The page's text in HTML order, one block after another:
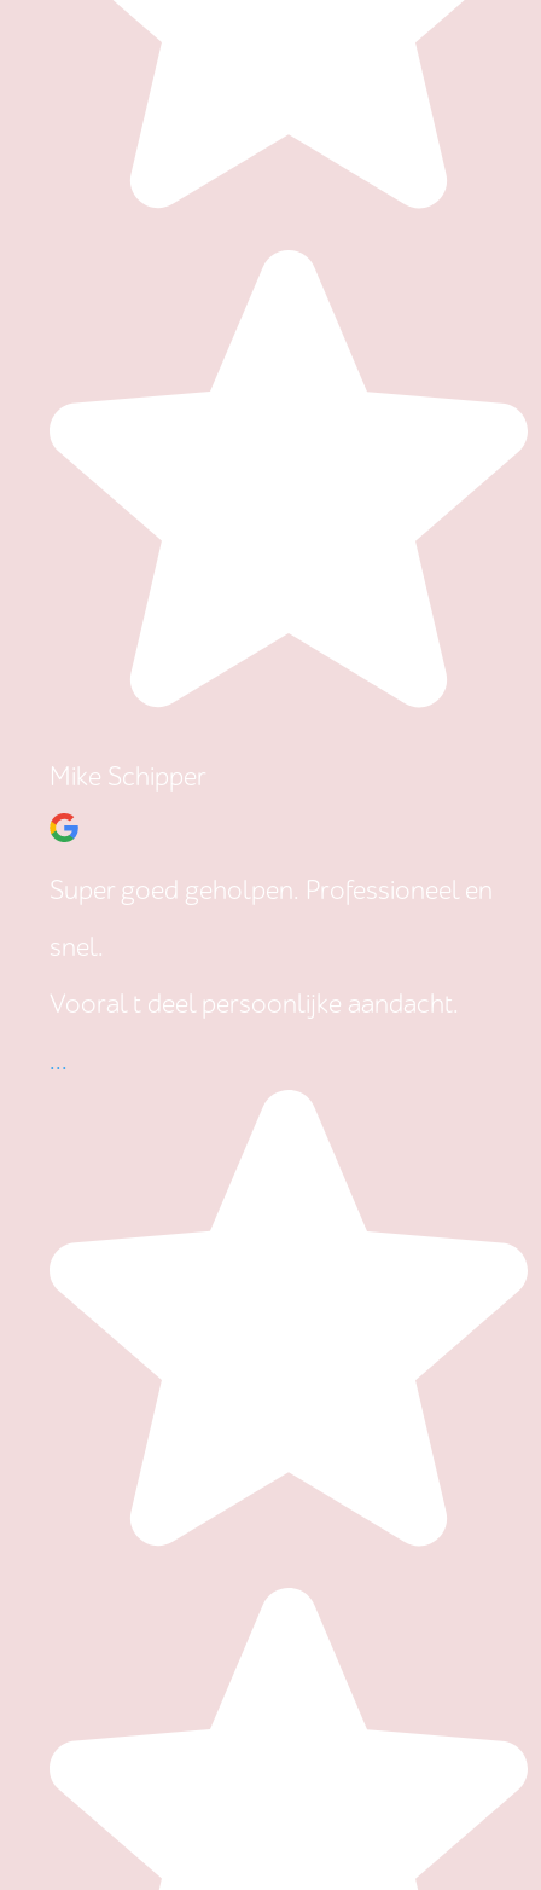
Mike Schipper
Super goed geholpen. Professioneel en
snel.
Vooral t deel persoonlijke aandacht.
...